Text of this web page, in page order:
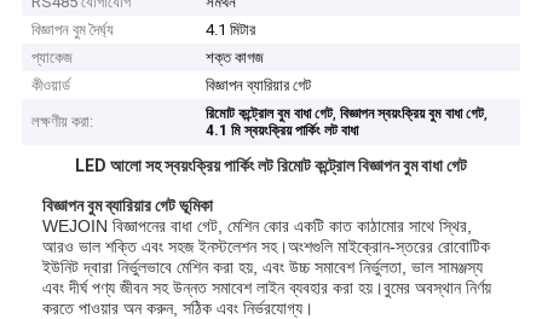
বিজ্ঞাপন বুম দৈর্ঘ্য
4.1 মিটার
প্যাকেজ
শক্ত কাগজ
কীওয়ার্ড
বিজ্ঞাপন ব্যারিয়ার গেট
লক্ষণীয় করা:
রিমোট কন্ট্রোল বুম বাধা গেট,বিজ্ঞাপন স্বয়ংক্রিয় বুম বাধা গেট,
4.1 মি স্বয়ংক্রিয় পার্কিং লট বাধা
LED আলো সহ স্বয়ংক্রিয় পার্কিং লট রিমোট কন্ট্রোল বিজ্ঞাপন বুম বাধা গেট
বিজ্ঞাপন বুম ব্যারিয়ার গেট ভূমিকা
WEJOIN বিজ্ঞাপনের বাধা গেট, মেশিন কোর একটি কাত কাঠামোর সাথে স্থির,
আরও ভাল শক্তি এবং সহজ ইনস্টলেশন সহ।অংশগুলি মাইক্রোন-স্তরের রোবোটিক
ইউনিট দ্বারা নির্ভুলভাবে মেশিন করা হয়, এবং উচ্চ সমাবেশ নির্ভুলতা, ভাল সামঞ্জস্য
এবং দীর্ঘ পণ্য জীবন সহ উন্নত সমাবেশ লাইন ব্যবহার করা হয়।বুমের অবস্থান নির্ণয়
করতে পাওয়ার অন করুন, সঠিক এবং নির্ভরযোগ্য।